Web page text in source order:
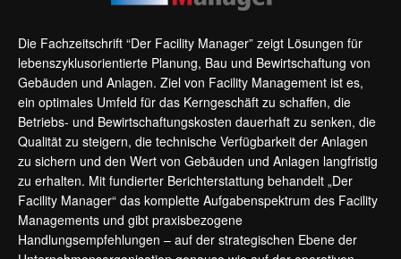
Die Fachzeitschrift “Der Facility Manager” zeigt Lösungen für
lebenszyklusorientierte Planung, Bau und Bewirtschaftung von
Gebäuden und Anlagen. Ziel von Facility Management ist es,
ein optimales Umfeld für das Kerngeschäft zu schaffen, die
Betriebs- und Bewirtschaftungskosten dauerhaft zu senken, die
Qualität zu steigern, die technische Verfügbarkeit der Anlagen
zu sichern und den Wert von Gebäuden und Anlagen langfristig
zu erhalten. Mit fundierter Berichterstattung behandelt „Der
Facility Manager“ das komplette Aufgabenspektrum des Facility
Managements und gibt praxisbezogene
Handlungsempfehlungen – auf der strategischen Ebene der